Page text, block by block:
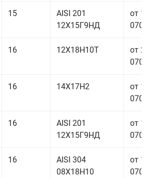
15
AISI 201
12Х15Г9НД
от
16 12Х18Н10Т
от
16 14Х17Н2
от
16
AISI 201
12Х15Г9НД
от
16
AISI 304
08Х18Н10
от